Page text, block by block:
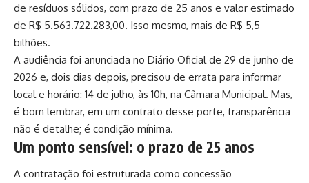
de resíduos sólidos, com prazo de 25 anos e valor estimado
de R$ 5.563.722.283,00. Isso mesmo, mais de R$ 5,5
bilhões.
A audiência foi anunciada no Diário Oficial de 29 de junho de
2026 e, dois dias depois, precisou de errata para informar
local e horário: 14 de julho, às 10h, na Câmara Municipal. Mas,
é bom lembrar, em um contrato desse porte, transparência
não é detalhe; é condição mínima.
Um ponto sensível: o prazo de 25 anos
A contratação foi estruturada como concessão